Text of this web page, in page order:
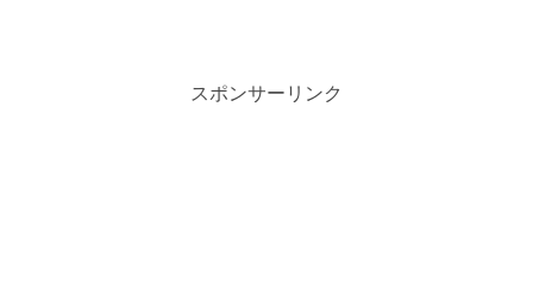
スポンサーリンク